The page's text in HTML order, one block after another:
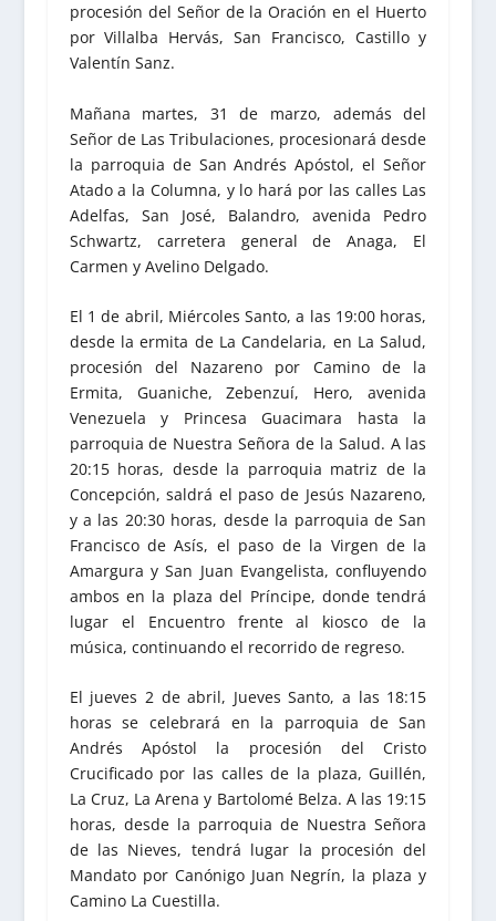
procesión del Señor de la Oración en el Huerto
por Villalba Hervás, San Francisco, Castillo y
Valentín Sanz.
Mañana martes, 31 de marzo, además del
Señor de Las Tribulaciones, procesionará desde
la parroquia de San Andrés Apóstol, el Señor
Atado a la Columna, y lo hará por las calles Las
Adelfas, San José, Balandro, avenida Pedro
Schwartz, carretera general de Anaga, El
Carmen y Avelino Delgado.
El 1 de abril, Miércoles Santo, a las 19:00 horas,
desde la ermita de La Candelaria, en La Salud,
procesión del Nazareno por Camino de la
Ermita, Guaniche, Zebenzuí, Hero, avenida
Venezuela y Princesa Guacimara hasta la
parroquia de Nuestra Señora de la Salud. A las
20:15 horas, desde la parroquia matriz de la
Concepción, saldrá el paso de Jesús Nazareno,
y a las 20:30 horas, desde la parroquia de San
Francisco de Asís, el paso de la Virgen de la
Amargura y San Juan Evangelista, confluyendo
ambos en la plaza del Príncipe, donde tendrá
lugar el Encuentro frente al kiosco de la
música, continuando el recorrido de regreso.
El jueves 2 de abril, Jueves Santo, a las 18:15
horas se celebrará en la parroquia de San
Andrés Apóstol la procesión del Cristo
Crucificado por las calles de la plaza, Guillén,
La Cruz, La Arena y Bartolomé Belza. A las 19:15
horas, desde la parroquia de Nuestra Señora
de las Nieves, tendrá lugar la procesión del
Mandato por Canónigo Juan Negrín, la plaza y
Camino La Cuestilla.